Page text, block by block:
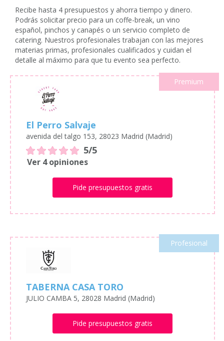
Recibe hasta 4 presupuestos y ahorra tiempo y dinero.
Podrás solicitar precio para un coffe-break, un vino
español, pinchos y canapés o un servicio completo de
catering. Nuestros profesionales trabajan con las mejores
materias primas, profesionales cualificados y cuidan el
detalle al máximo para que tu evento sea perfecto.
Premium
El Perro Salvaje
avenida del talgo 153, 28023 Madrid (Madrid)
5/5
Ver 4 opiniones
Pide presupuestos gratis
Profesional
TABERNA CASA TORO
JULIO CAMBA 5, 28028 Madrid (Madrid)
Pide presupuestos gratis